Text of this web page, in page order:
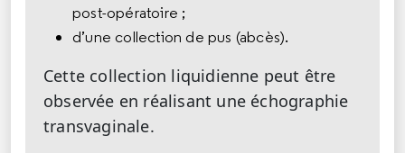
post-opératoire ;
d’une collection de pus (abcès).
Cette collection liquidienne peut être
observée en réalisant une échographie
transvaginale.